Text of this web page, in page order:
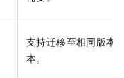
支持迁移至相同版本
本。